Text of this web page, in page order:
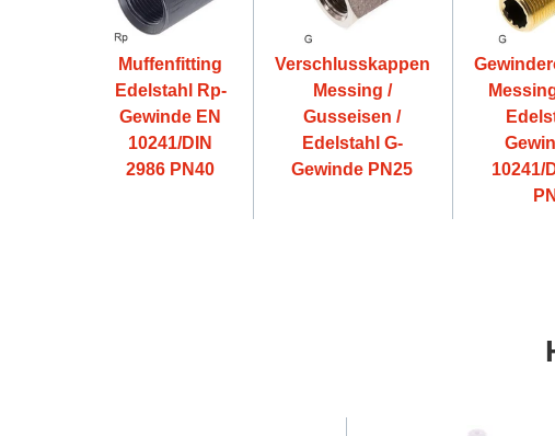
Muffenfitting
Edelstahl Rp-
Gewinde EN
10241/DIN
2986 PN40
Verschlusskappen
Messing /
Gusseisen /
Edelstahl G-
Gewinde PN25
10241/